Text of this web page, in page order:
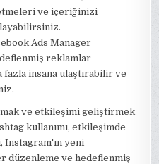
etmeleri ve içeriğinizi
Ads Manager
reklamlar
fazla insana ulaştırabilir ve
ve etkileşimi geliştirmek
kullanımı, etkileşimde
yeni
düzenleme ve hedeflenmiş